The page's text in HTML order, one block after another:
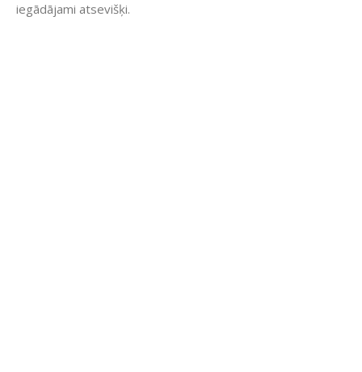
iegādājami atsevišķi.